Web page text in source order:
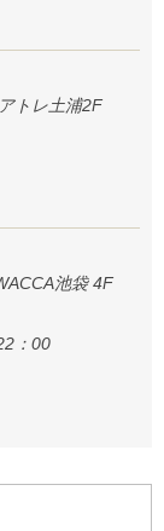
トレ土浦2F
池袋 4F
：00